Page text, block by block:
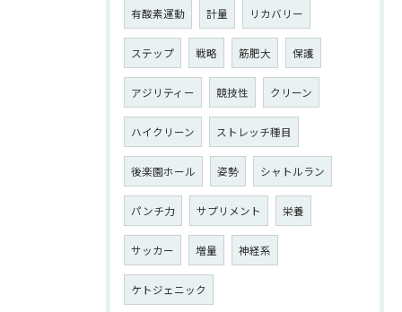
有酸素運動 計量 リカバリー
ステップ 戦略 筋肥大 保護
アジリティー 競技性 クリーン
ハイクリーン ストレッチ種目
後楽園ホール 姿勢 シャトルラン
パンチ力 サプリメント 栄養
サッカー 増量 神経系
ケトジェニック